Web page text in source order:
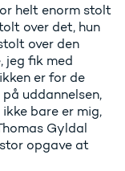
helt enorm stolt
over det, hun
over den
jeg fik med
er for de
uddannelsen,
bare er mig,
Gyldal
opgave at